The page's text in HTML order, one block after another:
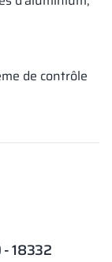
de contrôle
18332